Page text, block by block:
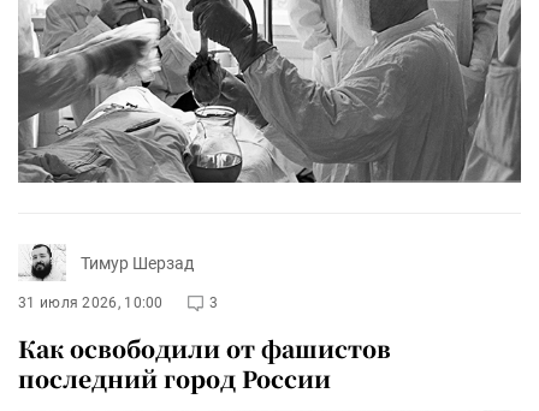
Тимур Шерзад
31 июля 2026, 10:00 3
Как освободили от фашистов
последний город России